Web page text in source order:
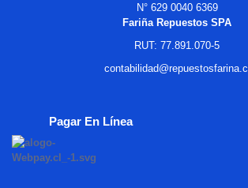
N° 629 0040 6369
Fariña Repuestos SPA
RUT: 77.891.070-5
contabilidad@repuestosfarina.cl
Pagar En Línea